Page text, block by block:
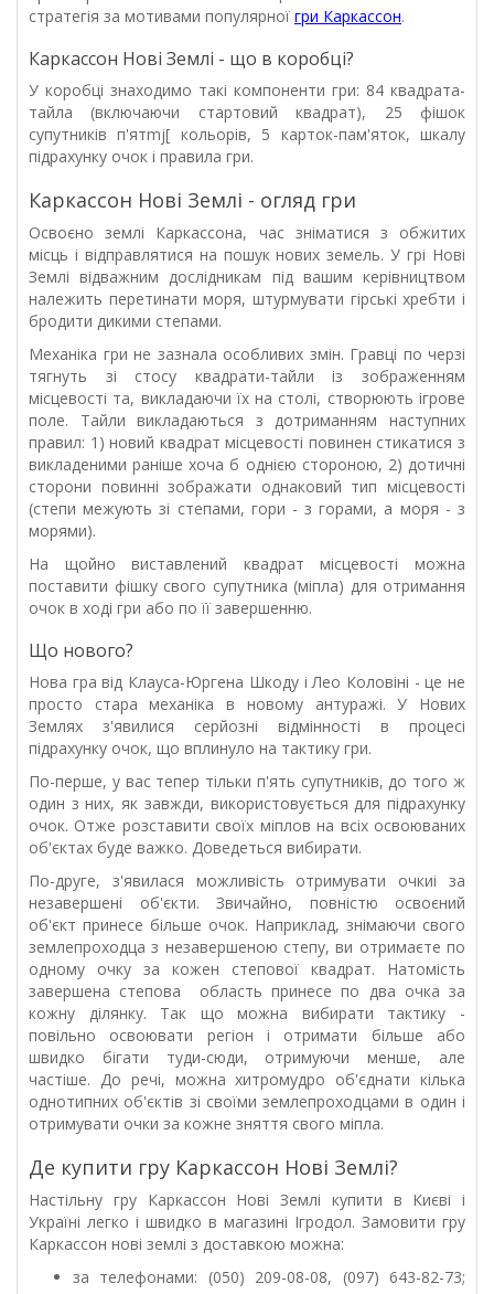
стратегія за мотивами популярної гри Каркассон.
Каркассон Нові Землі - що в коробці?
У коробці знаходимо такі компоненти гри: 84 квадрата-
тайла (включаючи стартовий квадрат), 25 фішок
супутників п'ятmj[ кольорів, 5 карток-пам'яток, шкалу
підрахунку очок і правила гри.
Каркассон Нові Землі - огляд гри
Освоєно землі Каркассона, час зніматися з обжитих
місць і відправлятися на пошук нових земель. У грі Нові
Землі відважним дослідникам під вашим керівництвом
належить перетинати моря, штурмувати гірські хребти і
бродити дикими степами.
Механіка гри не зазнала особливих змін. Гравці по черзі
тягнуть зі стосу квадрати-тайли із зображенням
місцевості та, викладаючи їх на столі, створюють ігрове
поле. Тайли викладаються з дотриманням наступних
правил: 1) новий квадрат місцевості повинен стикатися з
викладеними раніше хоча б однією стороною, 2) дотичні
сторони повинні зображати однаковий тип місцевості
(степи межують зі степами, гори - з горами, а моря - з
морями).
На щойно виставлений квадрат місцевості можна
поставити фішку свого супутника (міпла) для отримання
очок в ході гри або по її завершенню.
Що нового?
Нова гра від Клауса-Юргена Шкоду і Лео Коловіні - це не
просто стара механіка в новому антуражі. У Нових
Землях з'явилися серйозні відмінності в процесі
підрахунку очок, що вплинуло на тактику гри.
По-перше, у вас тепер тільки п'ять супутників, до того ж
один з них, як завжди, використовується для підрахунку
очок. Отже розставити своїх міплов на всіх освоюваних
об'єктах буде важко. Доведеться вибирати.
По-друге, з'явилася можливість отримувати очкиі за
незавершені об'єкти. Звичайно, повністю освоєний
об'єкт принесе більше очок. Наприклад, знімаючи свого
землепроходца з незавершеною степу, ви отримаєте по
одному очку за кожен степової квадрат. Натомість
завершена степова область принесе по два очка за
кожну ділянку. Так що можна вибирати тактику -
повільно освоювати регіон і отримати більше або
швидко бігати туди-сюди, отримуючи менше, але
частіше. До речі, можна хитромудро об'єднати кілька
однотипних об'єктів зі своїми землепроходцами в один і
отримувати очки за кожне зняття свого міпла.
Де купити гру Каркассон Нові Землі?
Настільну гру Каркассон Нові Землі купити в Києві і
Україні легко і швидко в магазині Ігродол. Замовити гру
Каркассон нові землі з доставкою можна:
за телефонами: (050) 209-08-08, (097) 643-82-73;